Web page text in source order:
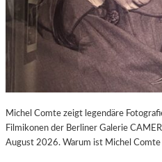
Michel Comte zeigt legendäre
Filmikonen der Berliner Galerie
August 2026. Warum ist Michel Comte